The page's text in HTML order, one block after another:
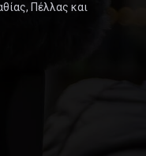
Πέλλας και